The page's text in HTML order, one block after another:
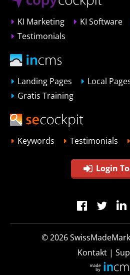
KI Marketing KI Software
Testimonials
Landing Pages Local
Gratis Training
Keywords Testimonials
Login
© 2026
Kontakt |